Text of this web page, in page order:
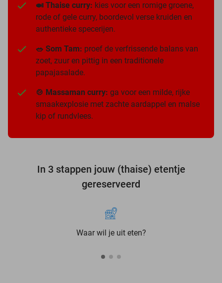
🍛 Thaise curry: kies voor een romige groene,
rode of gele curry, boordevol verse kruiden en
authentieke specerijen.
🥗 Som Tam: proef de verfrissende balans van
zoet, zuur en pittig in een traditionele
papajasalade.
🍲 Massaman curry: ga voor een milde, rijke
smaakexplosie met zachte aardappel en malse
kip of rundvlees.
In 3 stappen jouw (thaise) etentje
gereserveerd
Waar wil je uit eten?